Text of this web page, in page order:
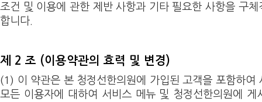
조건 및 이용에 관한 제반 사항과 기타 필요한 사항을 구
합니다.
제 2 조 (이용약관의 효력 및 변경)
(1) 이 약관은 본 청정선한의원에 가입된 고객을 포함하여
모든 이용자에 대하여 서비스 메뉴 및 청정선한의원에 게